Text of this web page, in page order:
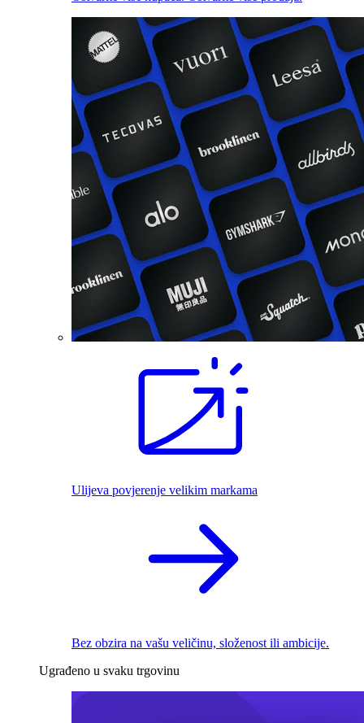
Ulijeva povjerenje velikim markama
Bez obzira na vašu veličinu, složenost ili ambicije.
Ugrađeno u svaku trgovinu